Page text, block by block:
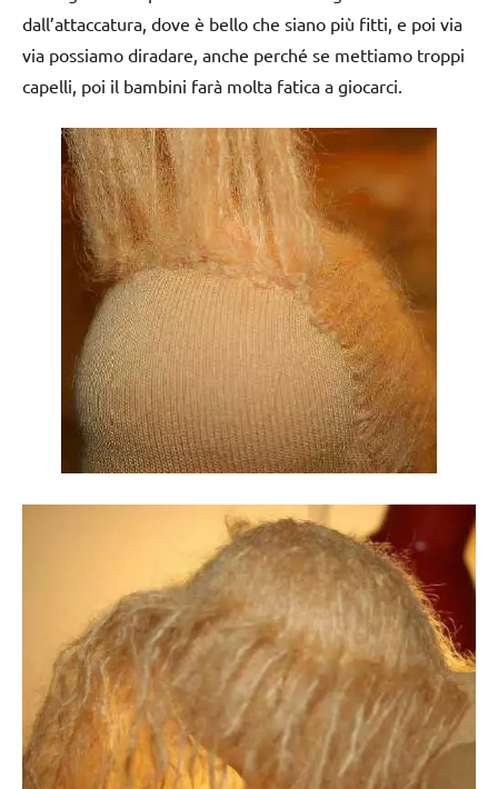
dall’attaccatura, dove è bello che siano più fitti, e poi via
via possiamo diradare, anche perché se mettiamo troppi
capelli, poi il bambini farà molta fatica a giocarci.